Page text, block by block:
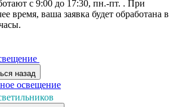
с 9:00 до 17:30, пн.-пт. . При
время, ваша заявка будет обработана в
назад
освещение